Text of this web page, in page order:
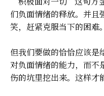
们负面情绪的释放。并且
笑，赶紧克服当下的困难。
但我们要做的恰恰应该是
对负面情绪的能力，而不
伤的坑里挖出来。这样才